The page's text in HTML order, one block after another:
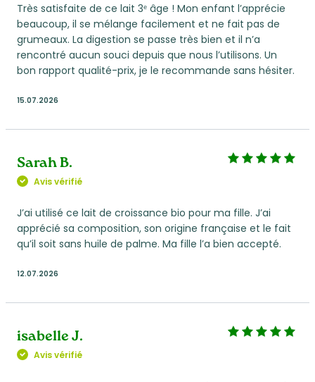
Très satisfaite de ce lait 3ᵉ âge ! Mon enfant l’apprécie
beaucoup, il se mélange facilement et ne fait pas de
grumeaux. La digestion se passe très bien et il n’a
rencontré aucun souci depuis que nous l’utilisons. Un
bon rapport qualité-prix, je le recommande sans hésiter.
15.07.2026
Sarah B.
Avis vérifié
J’ai utilisé ce lait de croissance bio pour ma fille. J’ai
apprécié sa composition, son origine française et le fait
qu’il soit sans huile de palme. Ma fille l’a bien accepté.
12.07.2026
isabelle J.
Avis vérifié